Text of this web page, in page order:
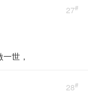
27#
世，
28#